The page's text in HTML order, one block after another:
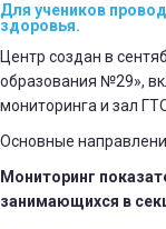
Для учеников
здоровья.
Центр создан в
образования №29»,
мониторинга и зал
Основные
Мониторинг
занимающихся в